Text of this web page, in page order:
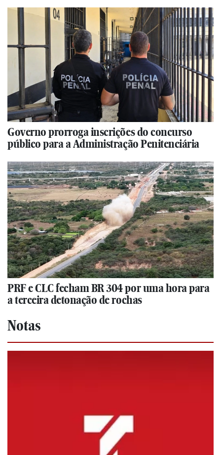
Governo prorroga inscrições do concurso
público para a Administração Penitenciária
PRF e CLC fecham BR 304 por uma hora para
a terceira detonação de rochas
Notas